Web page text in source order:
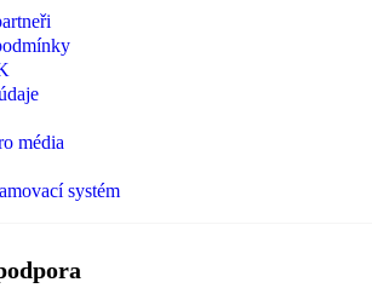
média
systém